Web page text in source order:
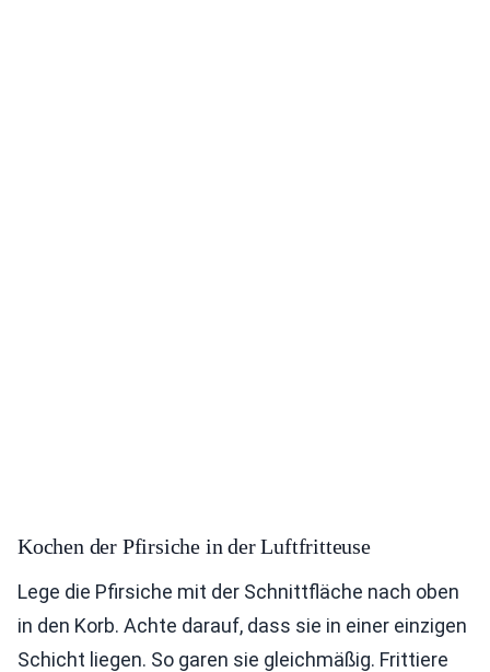
Kochen der Pfirsiche in der Luftfritteuse
Lege die Pfirsiche mit der Schnittfläche nach oben
in den Korb. Achte darauf, dass sie in einer einzigen
Schicht liegen. So garen sie gleichmäßig. Frittiere